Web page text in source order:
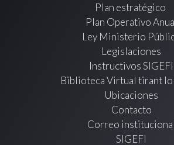
Plan estratégico
Plan Operativo
Ley Ministerio
Legislaciones
Instructivos SIGEFI
Biblioteca Virtual tirant lo
Ubicaciones
Contacto
Correo institucional
SIGEFI